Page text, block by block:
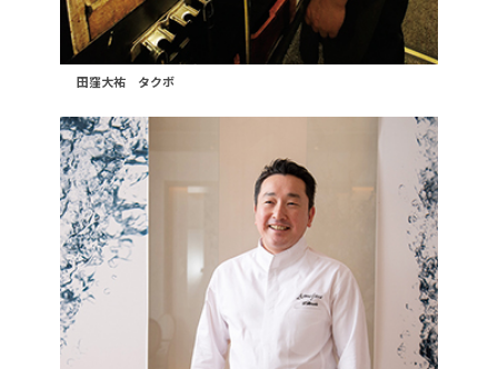
田窪大祐 タクボ